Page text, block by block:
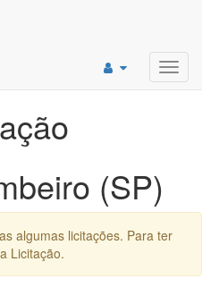
(SP)
algumas licitações. Para ter
Licitação.